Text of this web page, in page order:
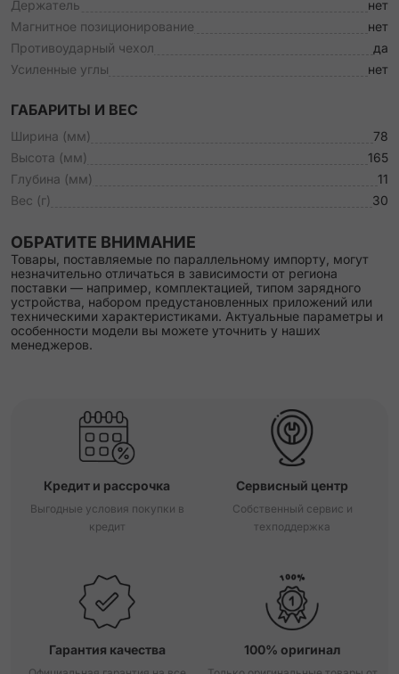
Держатель
нет
Магнитное позиционирование
нет
Противоударный чехол
да
Усиленные углы
нет
ГАБАРИТЫ И ВЕС
Ширина (мм)
78
Высота (мм)
165
Глубина (мм)
11
Вес (г)
30
ОБРАТИТЕ ВНИМАНИЕ
Товары, поставляемые по параллельному импорту, могут
незначительно отличаться в зависимости от региона
поставки — например, комплектацией, типом зарядного
устройства, набором предустановленных приложений или
техническими характеристиками. Актуальные параметры и
особенности модели вы можете уточнить у наших
менеджеров.
Кредит и рассрочка
Выгодные условия покупки в
кредит
Сервисный центр
Собственный сервис и
техподдержка
Гарантия качества 100% оригинал